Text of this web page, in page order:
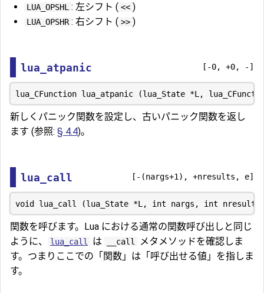
LUA_OPSHL : 左シフト ( << )
LUA_OPSHR : 右シフト ( >> )
lua_atpanic [-0, +0, -]
新しくパニック関数を設定し、古いパニック関数を返し
ます (参照: § 4.4)。
lua_call [-(nargs+1), +nresults, e]
関数を呼びます。Lua における通常の関数呼び出しと同じ
ように、
lua_call は __call
メタメソッドを確認しま
す。つまりここでの「関数」は「呼び出せる値」を指しま
す。